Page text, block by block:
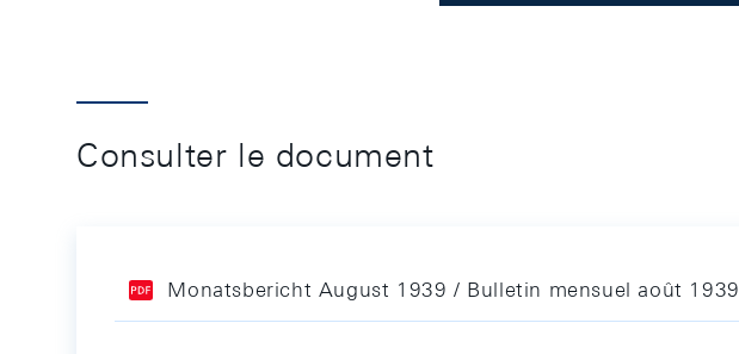
Consulter le document
Monatsbericht August 1939 / Bulletin mensuel août 1939